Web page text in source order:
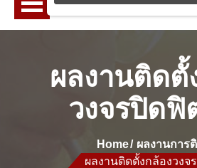
ผลงานติดตั้
วงจรปิดฟิ
Home
ผลงานการ
ผลงานติดตั้งกล้องวงจ